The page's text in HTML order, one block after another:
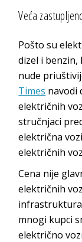
Veća
Pošto su
dizel i
nude
Times navodi
električnih
stručnjaci
električna
električnih
Cena nije
električnih
infrastruktura
mnogi kupci
električno